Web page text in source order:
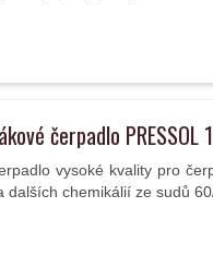
čerpadlo
vysoké kvality pro
dalších chemikálií ze sudů